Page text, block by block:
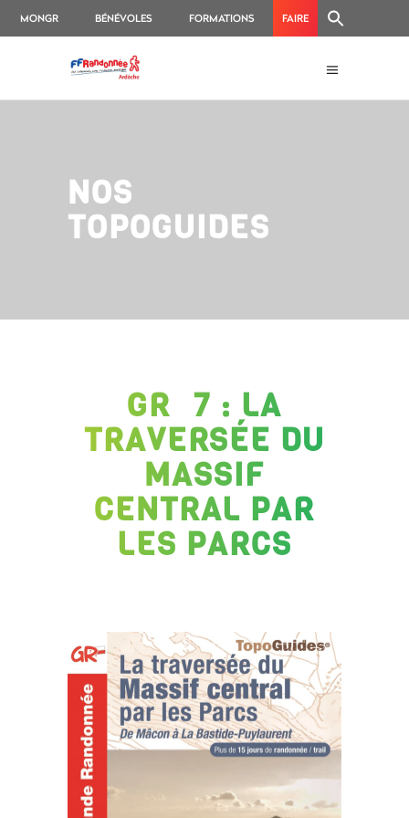
MONGR BÉNÉVOLES FORMATIONS FAIRE
NOS
TOPOGUIDES
GR 7 : LA
TRAVERSÉE DU
MASSIF
CENTRAL PAR
LES PARCS